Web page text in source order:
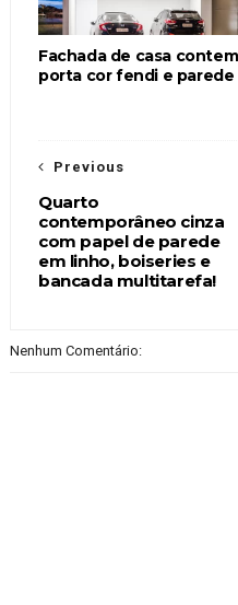
Fachada de casa
porta cor fendi e parede
Previous
Quarto
contemporâneo cinza
com papel de parede
em linho, boiseries e
bancada multitarefa!
Nenhum Comentário: